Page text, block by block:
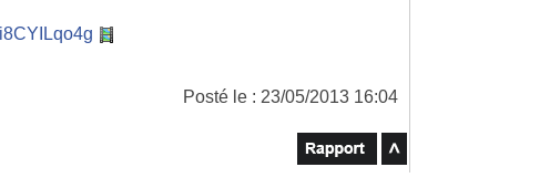
Posté le : 23/05/2013 16:04